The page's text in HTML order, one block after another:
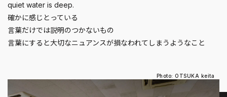
quiet water is deep.
確かに感じとっている
言葉だけでは説明のつかないもの
言葉にすると大切なニュアンスが損なわれてしまうようなこと
Photo: OTSUKA keita